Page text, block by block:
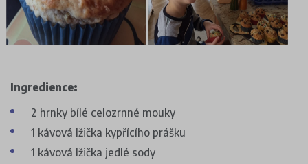
Ingredience:
2 hrnky bílé celozrnné mouky
1 kávová lžička kypřícího prášku
1 kávová lžička jedlé sody